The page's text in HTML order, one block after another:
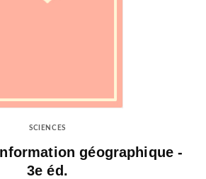
SCIENCES
géographique -
3e éd.